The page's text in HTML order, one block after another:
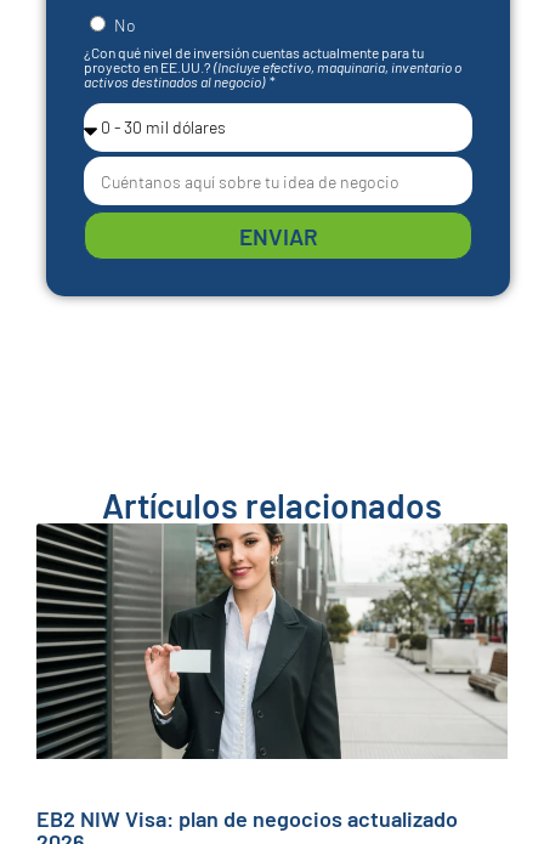
No
¿Con qué nivel de inversión cuentas actualmente para tu
proyecto en EE.UU.? (Incluye efectivo, maquinaria, inventario o
activos destinados al negocio)
ENVIAR
Artículos relacionados
EB2 NIW Visa: plan de negocios actualizado